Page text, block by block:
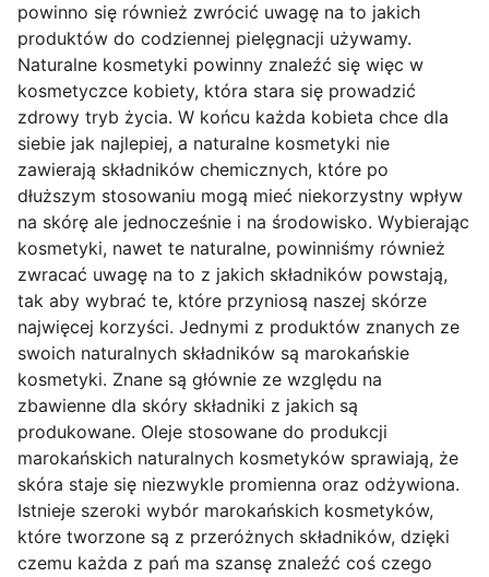
powinno się również zwrócić uwagę na to jakich
produktów do codziennej pielęgnacji używamy.
Naturalne kosmetyki powinny znaleźć się więc w
kosmetyczce kobiety, która stara się prowadzić
zdrowy tryb życia. W końcu każda kobieta chce dla
siebie jak najlepiej, a naturalne kosmetyki nie
zawierają składników chemicznych, które po
dłuższym stosowaniu mogą mieć niekorzystny wpływ
na skórę ale jednocześnie i na środowisko. Wybierając
kosmetyki, nawet te naturalne, powinniśmy również
zwracać uwagę na to z jakich składników powstają,
tak aby wybrać te, które przyniosą naszej skórze
najwięcej korzyści. Jednymi z produktów znanych ze
swoich naturalnych składników są marokańskie
kosmetyki. Znane są głównie ze względu na
zbawienne dla skóry składniki z jakich są
produkowane. Oleje stosowane do produkcji
marokańskich naturalnych kosmetyków sprawiają, że
skóra staje się niezwykle promienna oraz odżywiona.
Istnieje szeroki wybór marokańskich kosmetyków,
które tworzone są z przeróżnych składników, dzięki
czemu każda z pań ma szansę znaleźć coś czego